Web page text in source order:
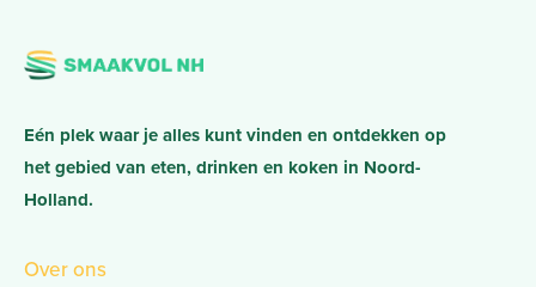
Eén plek waar je alles kunt vinden en ontdekken op
het gebied van eten, drinken en koken in Noord-
Holland.
Over ons